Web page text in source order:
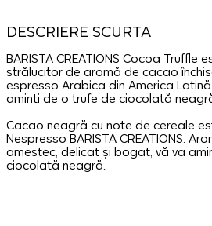
DESCRIERE SCURTA
BARISTA CREATIONS Cocoa Truffle
strălucitor de aromă de cacao
espresso Arabica din America
aminti de o trufe de ciocolată
Cacao neagră cu note de cereale
Nespresso BARISTA CREATIONS.
amestec, delicat și bogat, vă va
ciocolată neagră.